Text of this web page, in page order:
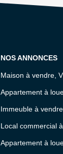
NOS ANNONCES
Maison à vendre,
Appartement à
Immeuble à
Local commercial
Appartement à